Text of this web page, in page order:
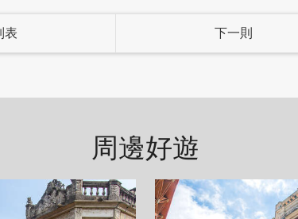
許多特色閩南式建築，也有許多觀光景點，更
表 下一則
周邊好遊